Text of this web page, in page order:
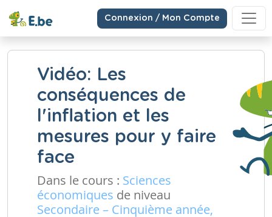
Connexion / Mon Compte
Vidéo: Les
conséquences de
l'inflation et les
mesures pour y faire
face
Dans le cours : Sciences
économiques de niveau
Secondaire – Cinquième année,